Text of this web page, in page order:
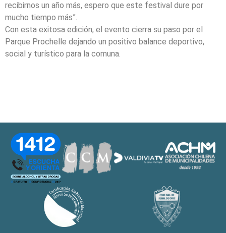
recibirnos un año más, espero que este festival dure por
mucho tiempo más”.
Con esta exitosa edición, el evento cierra su paso por el
Parque Prochelle dejando un positivo balance deportivo,
social y turístico para la comuna.